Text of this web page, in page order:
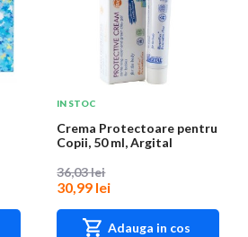
IN STOC
Crema Protectoare pentru
Copii, 50 ml, Argital
36,03 lei
30,99 lei
Adauga in cos